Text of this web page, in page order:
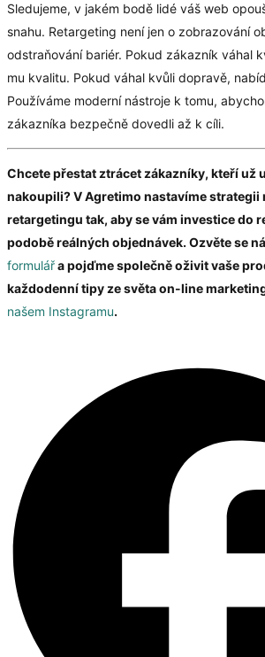
Sledujeme, v jakém bodě lidé váš web
snahu. Retargeting není jen o zobrazování
odstraňování bariér. Pokud zákazník váhal
mu kvalitu. Pokud váhal kvůli dopravě,
Používáme moderní nástroje k tomu,
zákazníka bezpečně dovedli až k cíli.
Chcete přestat ztrácet zákazníky, kteří už
nakoupili? V Agretimo nastavíme strategii
retargetingu tak, aby se vám investice do
podobě reálných objednávek. Ozvěte se
formulářa pojďme společně oživit vaše
každodenní tipy ze světa on-line
našem Instagramu.